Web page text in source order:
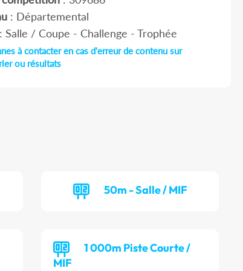
: Départemental
/ Coupe - Challenge - Trophée
à contacter en cas d'erreur de contenu sur
ou résultats
50m - Salle / MIF
1 000m Piste Courte /
MIF